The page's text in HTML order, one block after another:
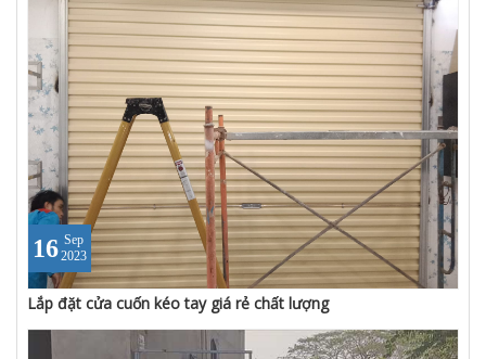
16 Sep
2023
Lắp đặt cửa cuốn kéo tay giá rẻ chất lượng